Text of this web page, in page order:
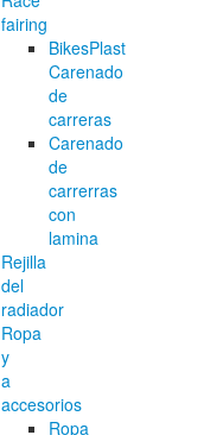
fairing
BikesPlast
Carenado
de
carreras
Carenado
de
carrerras
con
lamina
Rejilla
del
radiador
Ropa
y
a
accesorios
Ropa